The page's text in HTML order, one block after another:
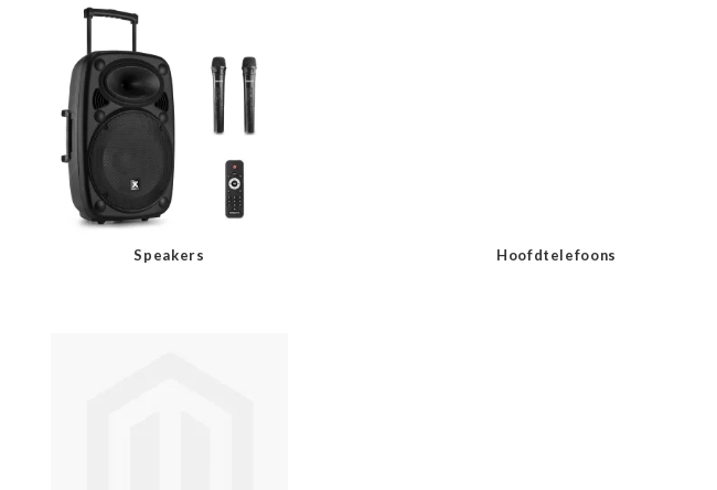
Speakers Hoofdtelefoons